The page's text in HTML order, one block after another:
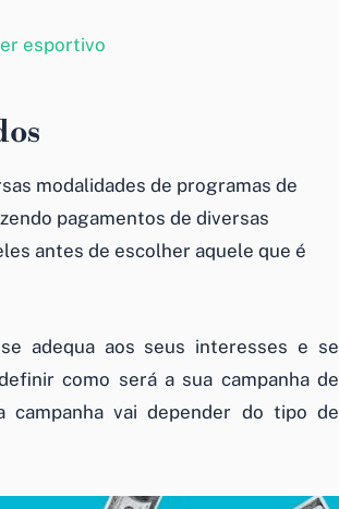
esportivo
modalidades de programas de
pagamentos de diversas
antes de escolher aquele que é
adequa aos seus interesses e se
como será a sua campanha de
campanha vai depender do tipo de